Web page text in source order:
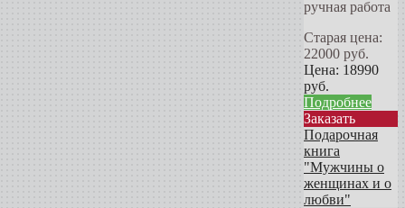
ручная работа
Старая цена:
22000 руб.
Цена: 18990
руб.
Подробнее
Заказать
Подарочная
книга
"Мужчины о
женщинах и о
любви"